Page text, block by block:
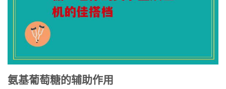
氨基葡萄糖的辅助作用